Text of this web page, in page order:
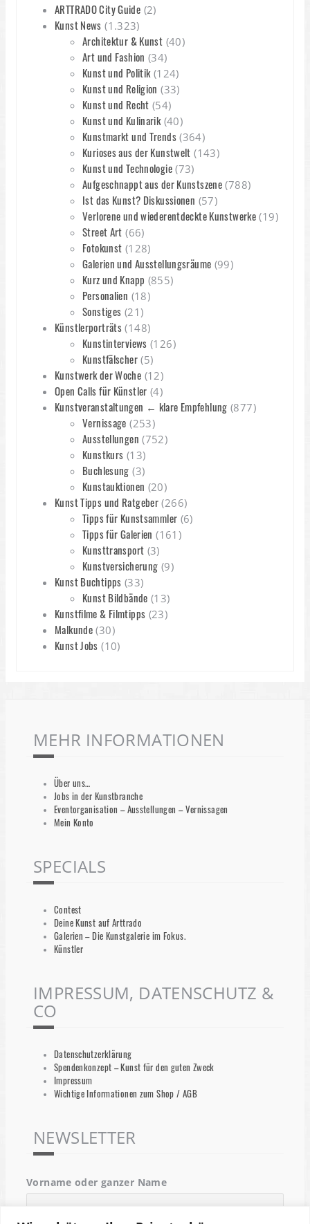
ARTTRADO City Guide (2)
Kunst News (1.323)
Architektur & Kunst (40)
Art und Fashion (34)
Kunst und Politik(124)
Kunst und Religion (33)
Kunst und Recht (54)
Kunst und Kulinarik(40)
Kunstmarkt und Trends(364)
Kurioses aus der Kunstwelt (143)
Kunst und Technologie(73)
Aufgeschnappt aus der Kunstszene (788)
Ist das Kunst? Diskussionen (57)
Verlorene und wiederentdeckte Kunstwerke (19)
Street Art (66)
Fotokunst (128)
Galerien und Ausstellungsräume (99)
Kurz und Knapp (855)
Personalien (18)
Sonstiges (21)
Künstlerporträts (148)
Kunstinterviews (126)
Kunstfälscher(5)
Kunstwerk der Woche (12)
Open Calls für Künstler (4)
Kunstveranstaltungen ← klare Empfehlung (877)
Vernissage (253)
Ausstellungen (752)
Kunstkurs (13)
Buchlesung (3)
Kunstauktionen (20)
Kunst Tipps und Ratgeber (266)
Tipps für Kunstsammler (6)
Tipps für Galerien (161)
Kunsttransport (3)
Kunstversicherung (9)
Kunst Buchtipps (33)
Kunst Bildbände (13)
Kunstfilme & Filmtipps (23)
Malkunde (30)
Kunst Jobs (10)
MEHR INFORMATIONEN
Über uns…
Jobs in der Kunstbranche
Eventorganisation – Ausstellungen – Vernissagen
Mein Konto
SPECIALS
Contest
Deine Kunst auf Arttrado
Galerien – Die Kunstgalerie im Fokus.
Künstler
IMPRESSUM, DATENSCHUTZ &
CO
Datenschutzerklärung
Spendenkonzept – Kunst für den guten Zweck
Impressum
Wichtige Informationen zum Shop / AGB
NEWSLETTER
Vorname oder ganzer Name